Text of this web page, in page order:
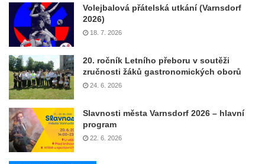
Volejbalová přátelská utkání (Varnsdorf
2026)
18. 7. 2026
20. ročník Letního přeboru v soutěži
zručnosti žáků gastronomických oborů
24. 6. 2026
Slavnosti města Varnsdorf 2026 – hlavní
program
22. 6. 2026